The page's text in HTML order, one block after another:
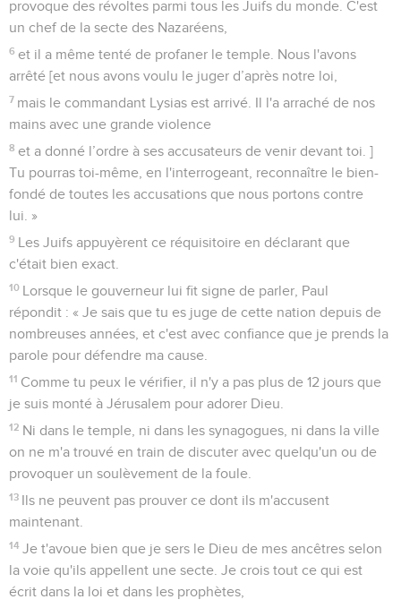
provoque des révoltes parmi tous les Juifs du monde. C'est
un chef de la secte des Nazaréens,
6 et il a même tenté de profaner le temple. Nous l'avons
arrêté [et nous avons voulu le juger d’après notre loi,
7 mais le commandant Lysias est arrivé. Il l'a arraché de nos
mains avec une grande violence
8 et a donné l’ordre à ses accusateurs de venir devant toi. ]
Tu pourras toi-même, en l'interrogeant, reconnaître le bien-
fondé de toutes les accusations que nous portons contre
lui. »
9 Les Juifs appuyèrent ce réquisitoire en déclarant que
c'était bien exact.
10 Lorsque le gouverneur lui fit signe de parler, Paul
répondit : « Je sais que tu es juge de cette nation depuis de
nombreuses années, et c'est avec confiance que je prends la
parole pour défendre ma cause.
11 Comme tu peux le vérifier, il n'y a pas plus de 12 jours que
je suis monté à Jérusalem pour adorer Dieu.
12 Ni dans le temple, ni dans les synagogues, ni dans la ville
on ne m'a trouvé en train de discuter avec quelqu'un ou de
provoquer un soulèvement de la foule.
13 Ils ne peuvent pas prouver ce dont ils m'accusent
maintenant.
14 Je t'avoue bien que je sers le Dieu de mes ancêtres selon
la voie qu'ils appellent une secte. Je crois tout ce qui est
écrit dans la loi et dans les prophètes,